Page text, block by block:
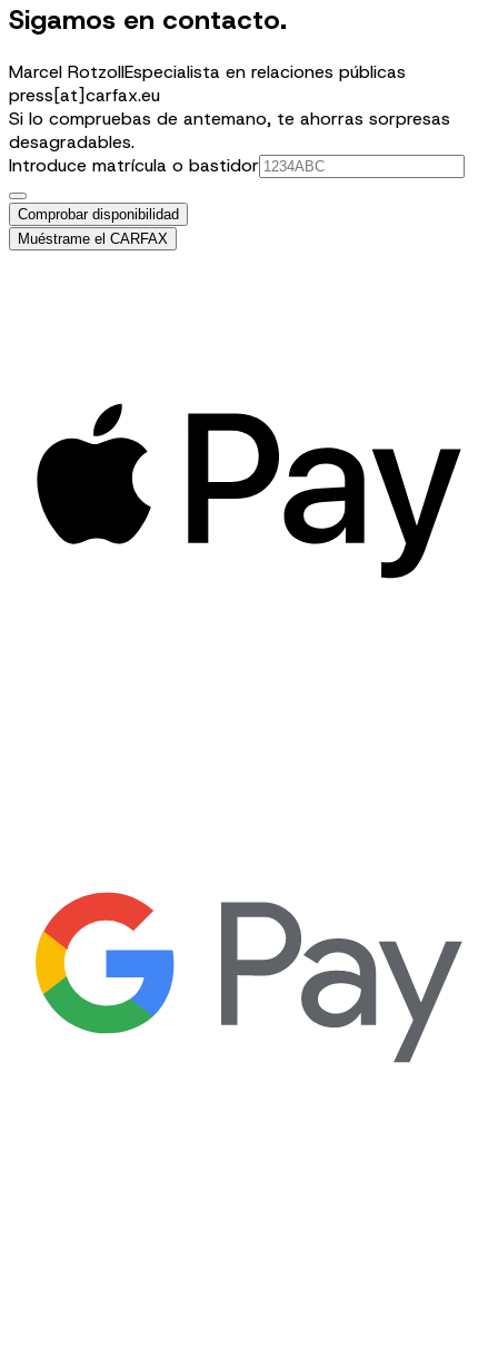
Sigamos en contacto.
Marcel RotzollEspecialista en relaciones públicas
press[at]carfax.eu
Si lo compruebas de antemano, te ahorras sorpresas
desagradables.
Introduce matrícula o bastidor
Comprobar disponibilidad
Muéstrame el CARFAX